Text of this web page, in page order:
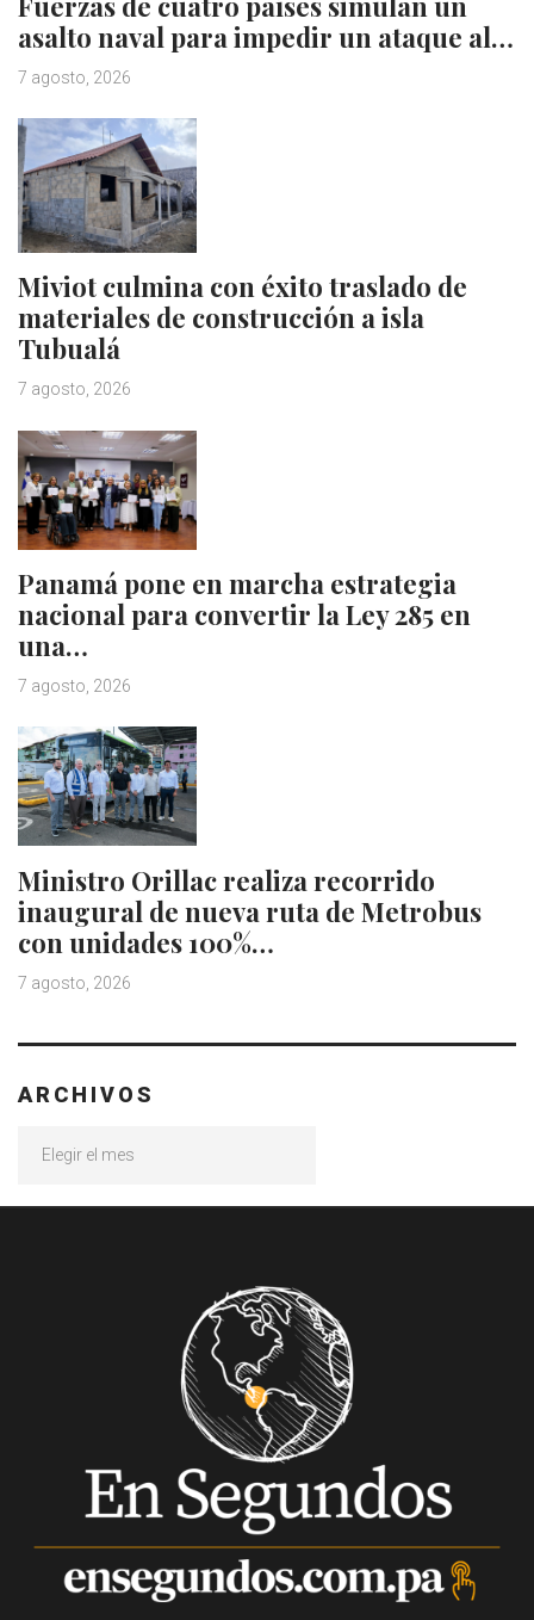
asalto naval para impedir un ataque al…
7 agosto, 2026
Miviot culmina con éxito traslado de
materiales de construcción a isla
Tubualá
7 agosto, 2026
Panamá pone en marcha estrategia
nacional para convertir la Ley 285 en
una…
7 agosto, 2026
Ministro Orillac realiza recorrido
inaugural de nueva ruta de Metrobus
con unidades 100%…
7 agosto, 2026
ARCHIVOS